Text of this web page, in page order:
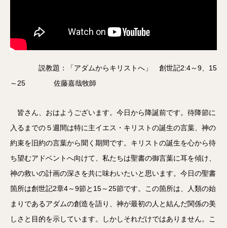
説教題：「アダムからキリストへ」 創世記2:4～9、15
～25 佐藤嘉哉牧師
皆さん、おはようございます。今日から降誕前です。待降節に
入るまでの５週間は特に主イエス・キリストの誕生の言葉、神の
約束を旧約の言葉から聞く期間です。キリストの誕生を心から待
ち望むアドベントへ向けて、私たちは聖書の御言葉に耳を傾け、
神の救いの計画の深さを共に味わいたいと思います。今日の聖書
箇所は創世記2章4～9節と15～25節です。この箇所は、人類の始
まりであるアダムの創造を語り、神が最初の人と結んだ関係の美
しさと目的を示しています。しかしそれだけではありません。こ